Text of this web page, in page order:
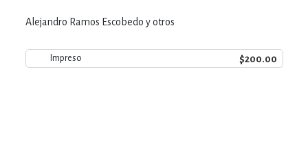
Alejandro Ramos Escobedo y otros
Impreso $200.00